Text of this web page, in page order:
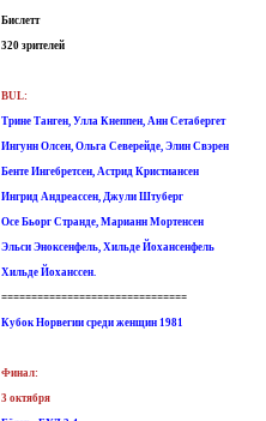
Бислетт
320 зрителей
BUL:
Трине Танген, Улла Кнеппен, Анн Сетабергет
Ингунн Олсен, Ольга Северейде, Элин Свэрен
Бенте Ингебретсен, Астрид Кристиансен
Ингрид Андреассен, Джули Штуберг
Осе Бьорг Странде, Марианн Мортенсен
Эльси Эноксенфель, Хильде Йохансенфель
Хильде Йоханссен.
===============================
Кубок Норвегии среди женщин 1981
Финал:
3 октября